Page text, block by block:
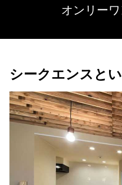
オンリー
シークエンスと